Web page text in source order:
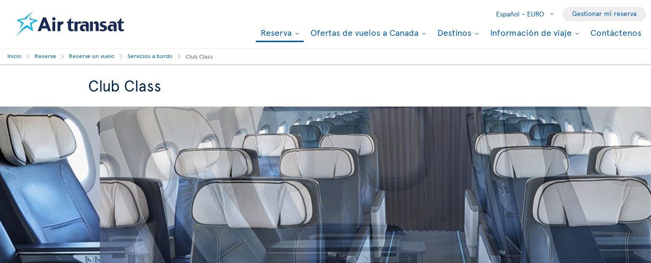
Español - EURO Gestionar mi reserva
Reserva Ofertas de vuelos a Canada Destinos Información de viaje Contáctenos
Inicio Reserva Reserve un vuelo Servicios a bordo Club Class
Club Class